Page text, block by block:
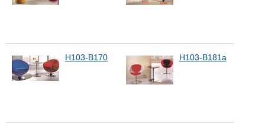
H103-B170 H103-B181a